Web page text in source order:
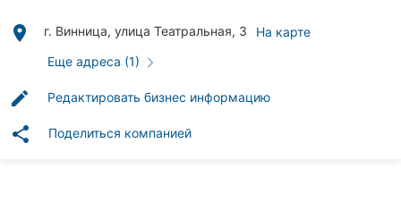
Все
рубрики
place г. Винница, улица Театральная, 3
На карте
Еще адреса (1)
edit Редактировать бизнес информацию
share Поделиться компанией